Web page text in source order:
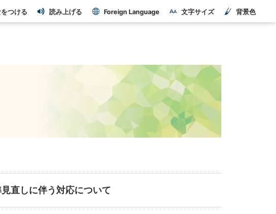
つける 読み上げる Foreign Language 文字サイズ 背景色
直しに伴う対応について